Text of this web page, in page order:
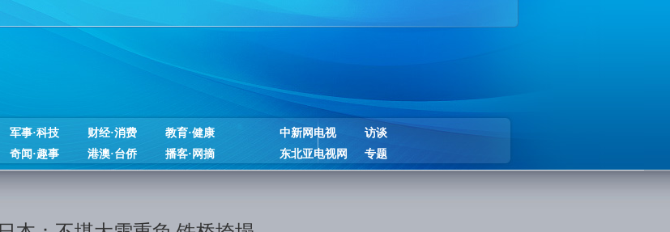
军事·科技 财经·消费
教育·健康
奇闻·趣事 港澳·台侨 播客·网摘
中新网电视
访谈
东北亚电视网
专题